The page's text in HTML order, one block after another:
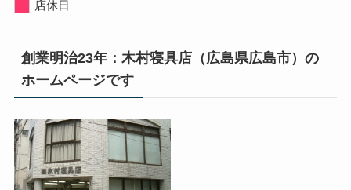
店休日
創業明治23年：木村寝具店（広島県広島市）の
ホームページです